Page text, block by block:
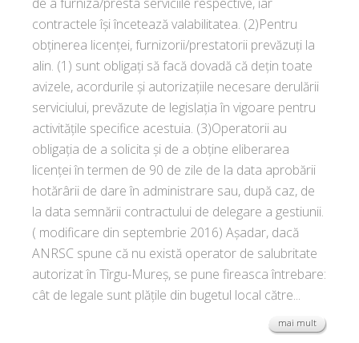
contractele îşi încetează valabilitatea. (2)Pentru
obţinerea licenţei, furnizorii/prestatorii prevăzuţi la
alin. (1) sunt obligaţi să facă dovadă că deţin toate
avizele, acordurile şi autorizaţiile necesare derulării
serviciului, prevăzute de legislaţia în vigoare pentru
activităţile specifice acestuia. (3)Operatorii au
obligaţia de a solicita şi de a obţine eliberarea
licenţei în termen de 90 de zile de la data aprobării
hotărârii de dare în administrare sau, după caz, de
la data semnării contractului de delegare a gestiunii.
( modificare din septembrie 2016) Așadar, dacă
ANRSC spune că nu există operator de salubritate
autorizat în Tîrgu-Mureș, se pune fireasca întrebare:
cât de legale sunt plățile din bugetul local către...
mai mult